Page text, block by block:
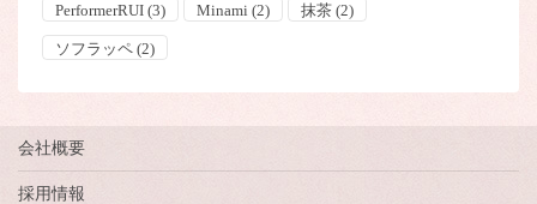
PerformerRUI(3) Minami (2) 抹茶(2)
ソフラッペ(2)
会社概要
採用情報